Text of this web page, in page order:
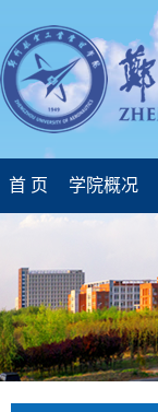
首 页 学院概况